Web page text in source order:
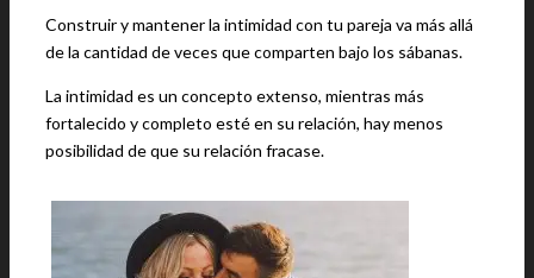
Construir y mantener la intimidad con tu pareja va más allá
de la cantidad de veces que comparten bajo los sábanas.
La intimidad es un concepto extenso, mientras más
fortalecido y completo esté en su relación, hay menos
posibilidad de que su relación fracase.